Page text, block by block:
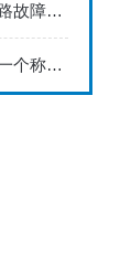
面对防爆电子秤的线路故障该如何来排除呢?
英展电子天平通常由一个称重盘和一个数字显示屏组成